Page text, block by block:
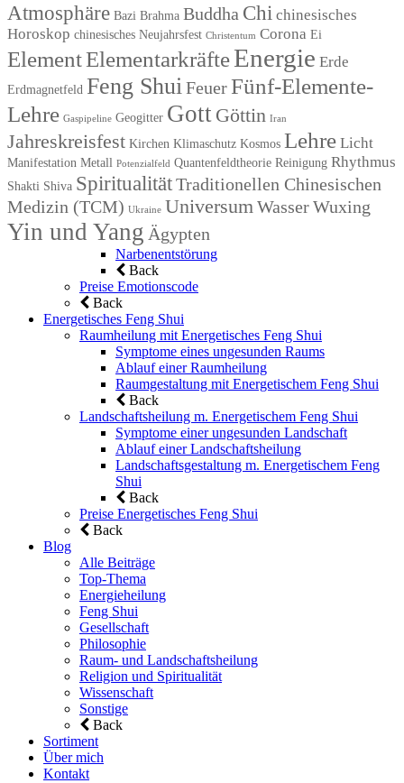
Atmosphäre Bazi Brahma Buddha Chi chinesisches
Horoskop chinesisches Neujahrsfest Christentum Corona Ei
ElementElementarkräfteEnergie Erde
Erdmagnetfeld Feng ShuiFeuerFünf-Elemente-
Lehre Gaspipeline Geogitter Gott Göttin Iran
Jahreskreisfest Kirchen Klimaschutz Kosmos Lehre Licht
Manifestation Metall Potenzialfeld Quantenfeldtheorie Reinigung Rhythmus
Shakti Shiva SpiritualitätTraditionellen Chinesischen
Medizin (TCM) Ukraine UniversumWasserWuxing
Yin und Yang Ägypten
Narbenentstörung
Back
Preise Emotionscode
Back
Energetisches Feng Shui
Raumheilung mit Energetisches Feng Shui
Symptome eines ungesunden Raums
Ablauf einer Raumheilung
Raumgestaltung mit Energetischem Feng Shui
Back
Landschaftsheilung m. Energetischem Feng Shui
Symptome einer ungesunden Landschaft
Ablauf einer Landschaftsheilung
Landschaftsgestaltung m. Energetischem Feng
Shui
Back
Preise Energetisches Feng Shui
Back
Blog
Alle Beiträge
Top-Thema
Energieheilung
Feng Shui
Gesellschaft
Philosophie
Raum- und Landschaftsheilung
Religion und Spiritualität
Wissenschaft
Sonstige
Back
Sortiment
Über mich
Kontakt